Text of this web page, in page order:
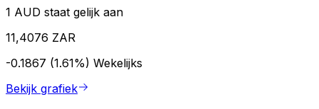
1 AUD staat gelijk aan
11,4076 ZAR
-0.1867 (1.61%) Wekelijks
Bekijk grafiek